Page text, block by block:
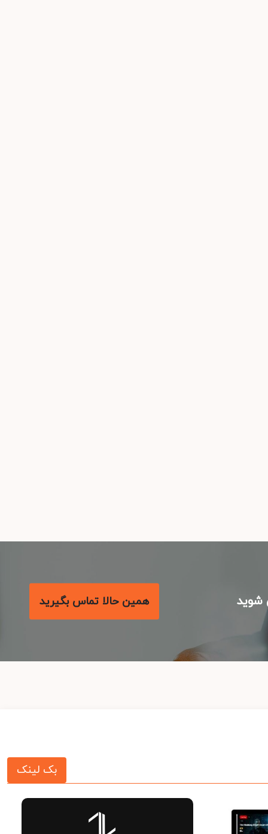
همین حالا تماس بگیرید
بک لینک